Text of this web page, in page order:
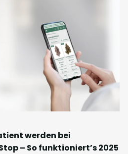
werden bei
– So funktioniert’s 2025